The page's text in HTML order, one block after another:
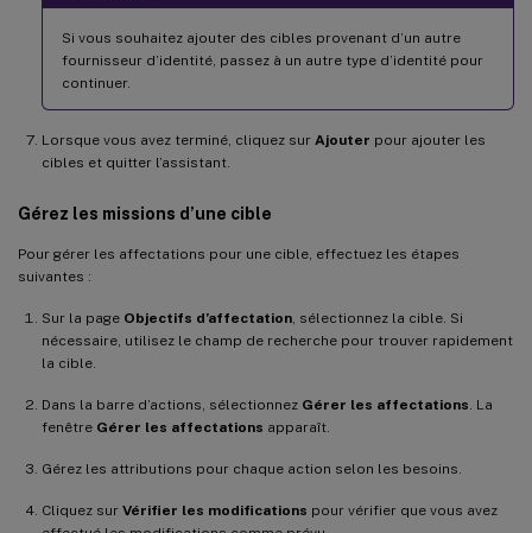
Si vous souhaitez ajouter des cibles provenant d’un autre
fournisseur d’identité, passez à un autre type d’identité pour
continuer.
Lorsque vous avez terminé, cliquez sur Ajouter pour ajouter les
cibles et quitter l’assistant.
Gérez les missions d’une cible
Pour gérer les affectations pour une cible, effectuez les étapes
suivantes :
Sur la page Objectifs d’affectation , sélectionnez la cible. Si
nécessaire, utilisez le champ de recherche pour trouver rapidement
la cible.
Dans la barre d’actions, sélectionnez Gérer les affectations . La
fenêtre Gérer les affectations apparaît.
Gérez les attributions pour chaque action selon les besoins.
Cliquez sur Vérifier les modifications pour vérifier que vous avez